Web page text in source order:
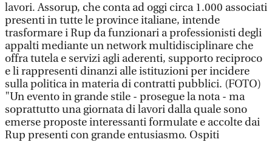
lavori. Assorup, che conta ad oggi circa 1.000 associati
presenti in tutte le province italiane, intende
trasformare i Rup da funzionari a professionisti degli
appalti mediante un network multidisciplinare che
offra tutela e servizi agli aderenti, supporto reciproco
e li rappresenti dinanzi alle istituzioni per incidere
sulla politica in materia di contratti pubblici. (FOTO)
"Un evento in grande stile - prosegue la nota - ma
soprattutto una giornata di lavori dalla quale sono
emerse proposte interessanti formulate e accolte dai
Rup presenti con grande entusiasmo. Ospiti